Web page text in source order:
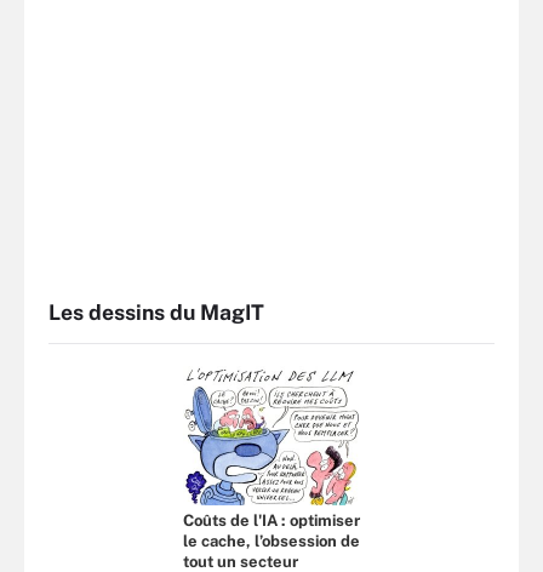
Les dessins du MagIT
Coûts de l'IA : optimiser
le cache, l’obsession de
tout un secteur